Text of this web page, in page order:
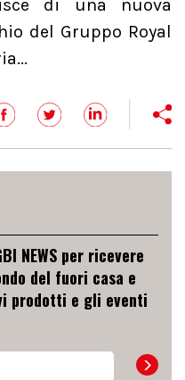
di una nuova
del Gruppo Royal
NEWS per ricevere
del fuori casa e
prodotti e gli eventi